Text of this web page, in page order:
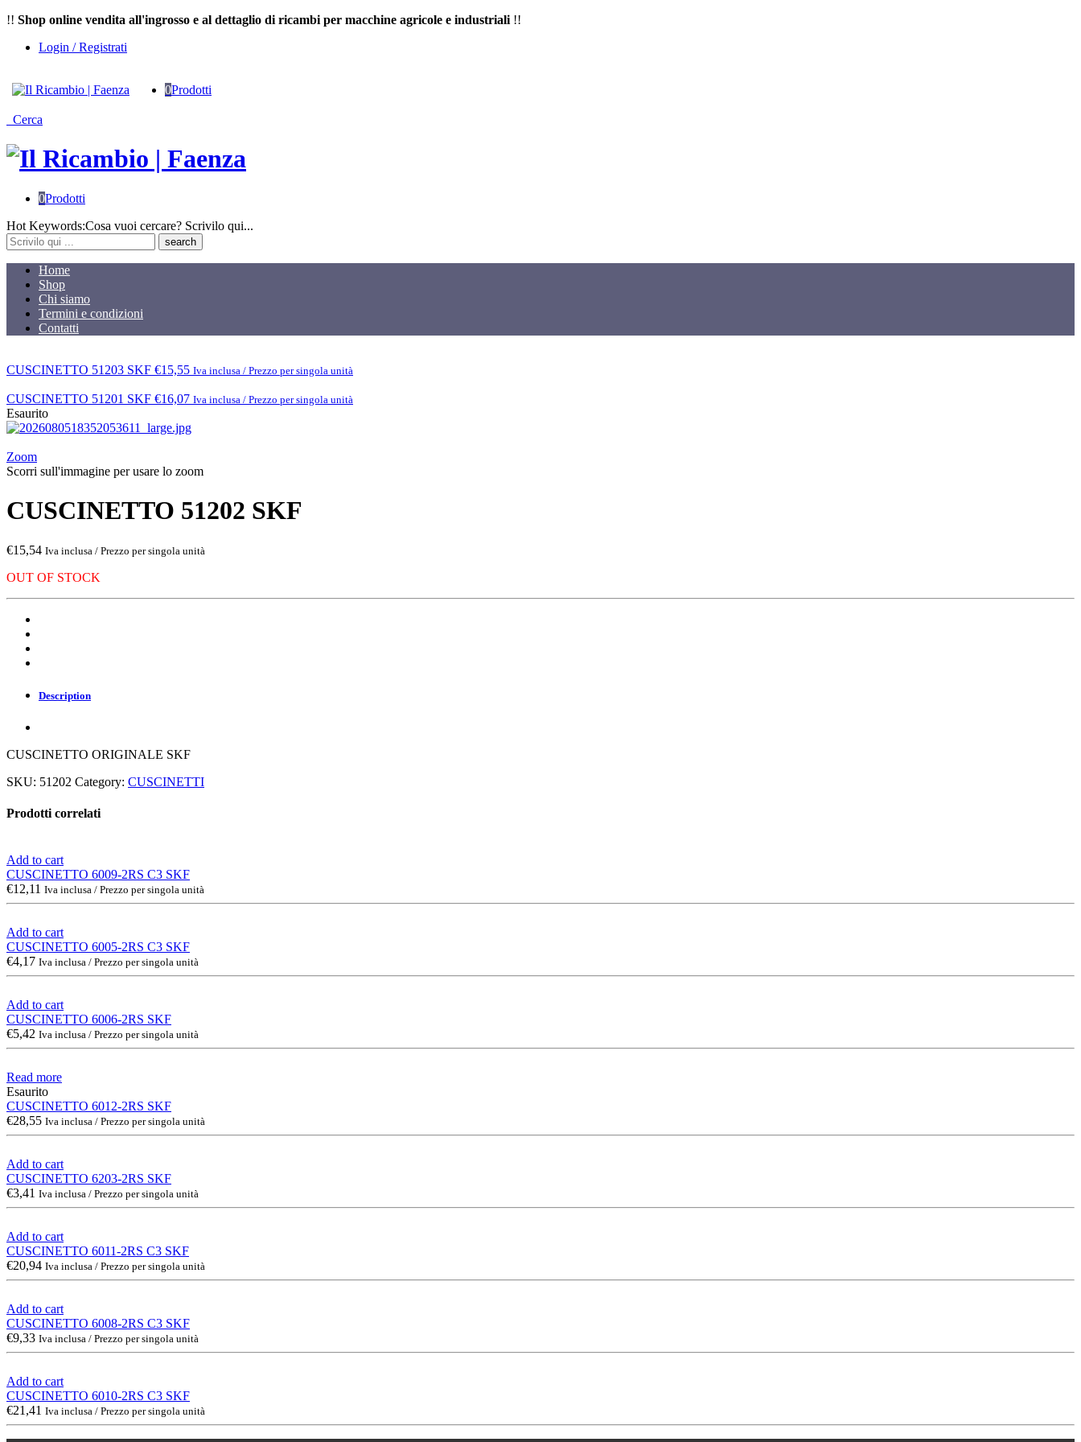
!! Shop online vendita all'ingrosso e al dettaglio di ricambi per macchine agricole e industriali !!
Login / Registrati
0Prodotti
Cerca
0Prodotti
Cosa
stai
cercando?
Hot Keywords:Cosa vuoi cercare? Scrivilo qui...
Home
Shop
Chi siamo
Termini e condizioni
Contatti
CUSCINETTO 51203 SKF €15,55 Iva inclusa / Prezzo per singola unità
CUSCINETTO 51201 SKF €16,07 Iva inclusa / Prezzo per singola unità
Esaurito
Zoom
Scorri sull'immagine per usare lo zoom
CUSCINETTO 51202 SKF
€15,54 Iva inclusa / Prezzo per singola unità
OUT OF STOCK
Description
CUSCINETTO ORIGINALE SKF
SKU: 51202 Category: CUSCINETTI
Prodotti correlati
Add to cart
CUSCINETTO 6009-2RS C3 SKF
€12,11 Iva inclusa / Prezzo per singola unità
Add to cart
CUSCINETTO 6005-2RS C3 SKF
€4,17 Iva inclusa / Prezzo per singola unità
Add to cart
CUSCINETTO 6006-2RS SKF
€5,42 Iva inclusa / Prezzo per singola unità
Read more
Esaurito
CUSCINETTO 6012-2RS SKF
€28,55 Iva inclusa / Prezzo per singola unità
Add to cart
CUSCINETTO 6203-2RS SKF
€3,41 Iva inclusa / Prezzo per singola unità
Add to cart
CUSCINETTO 6011-2RS C3 SKF
€20,94 Iva inclusa / Prezzo per singola unità
Add to cart
CUSCINETTO 6008-2RS C3 SKF
€9,33 Iva inclusa / Prezzo per singola unità
Add to cart
CUSCINETTO 6010-2RS C3 SKF
€21,41 Iva inclusa / Prezzo per singola unità